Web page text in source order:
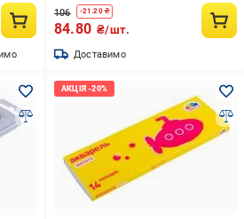
106 -21.20₴
84.80 ₴/шт.
Доставимо